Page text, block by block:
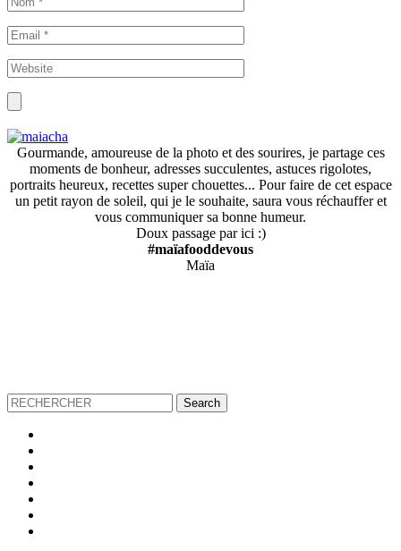
Gourmande, amoureuse de la photo et des sourires, je partage ces
moments de bonheur, adresses succulentes, astuces rigolotes,
portraits heureux, recettes super chouettes... Pour faire de cet espace
un petit rayon de soleil, qui je le souhaite, saura vous réchauffer et
vous communiquer sa bonne humeur.
Doux passage par ici :)
#maïafooddevous
Maïa